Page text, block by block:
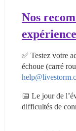
Nos
✅ Testez votre
📅 Le jour de
difficultés de